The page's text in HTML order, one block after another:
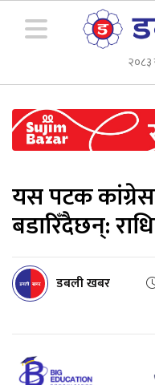
२०८३
यस पटक
बडारिँदैछन्:
डबली खबर